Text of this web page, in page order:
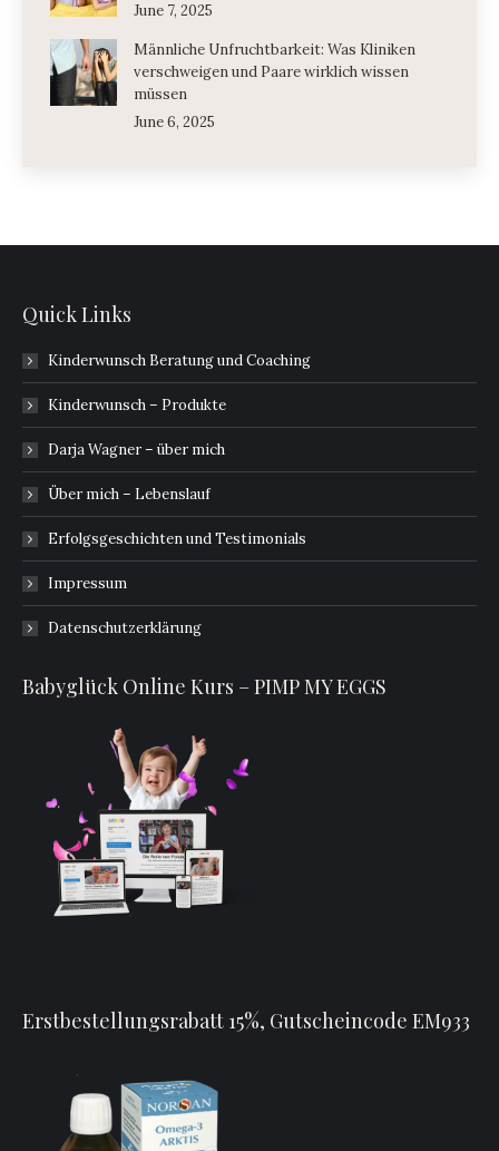
June 7, 2025
Männliche Unfruchtbarkeit: Was Kliniken
verschweigen und Paare wirklich wissen
müssen
June 6, 2025
Quick Links
Kinderwunsch Beratung und Coaching
Kinderwunsch – Produkte
Darja Wagner – über mich
Über mich – Lebenslauf
Erfolgsgeschichten und Testimonials
Impressum
Datenschutzerklärung
Babyglück Online Kurs – PIMP MY EGGS
Erstbestellungsrabatt 15%, Gutscheincode EM933